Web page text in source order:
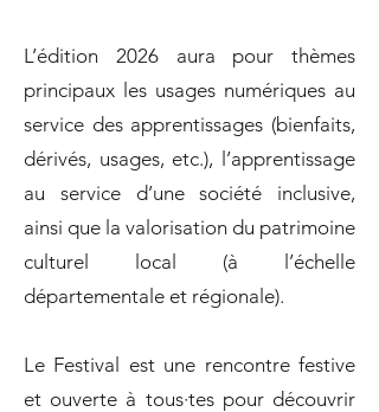
L’édition 2026 aura pour thèmes
principaux les usages numériques au
service des apprentissages (bienfaits,
dérivés, usages, etc.), l’apprentissage
au service d’une société inclusive,
ainsi que la valorisation du patrimoine
culturel local (à l’échelle
départementale et régionale).
Le Festival est une rencontre festive
et ouverte à tous·tes pour découvrir